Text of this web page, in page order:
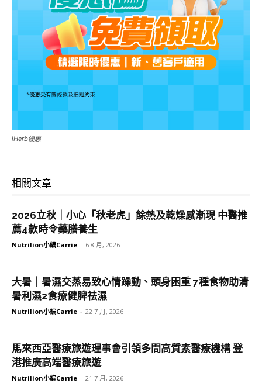
iHerb優惠
相關文章
2026立秋｜小心「秋老虎」餘熱及乾燥感漸現 中醫推
薦4款時令藥膳養生
Nutrilion小編Carrie - 6 8 月, 2026
大暑｜暑濕交蒸易致心情躁動、頭身困重 7種食物助清
暑利濕2食療健脾祛濕
Nutrilion小編Carrie - 22 7 月, 2026
馬來西亞醫療旅遊理事會引領多間高質素醫療機構 登
港推廣高端醫療旅遊
Nutrilion小編Carrie - 21 7 月, 2026